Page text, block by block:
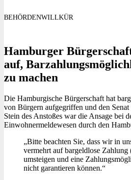
BEHÖRDENWILLKÜR
Hamburger
auf,
zu machen
Die Hamburgische Bürgerschaft hat
von Bürgern aufgegriffen und den
Stein des Anstoßes war die Ansage bei
Einwohnermeldewesen durch den
„Bitte beachten Sie, dass wir in
vermehrt auf bargeldlose
umsteigen und eine
nicht garantieren können.“